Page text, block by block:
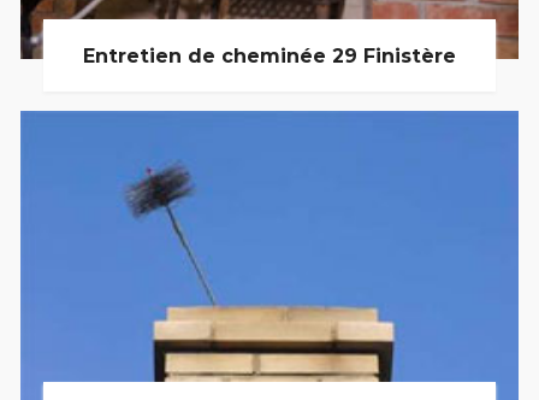
Entretien de cheminée 29 Finistère